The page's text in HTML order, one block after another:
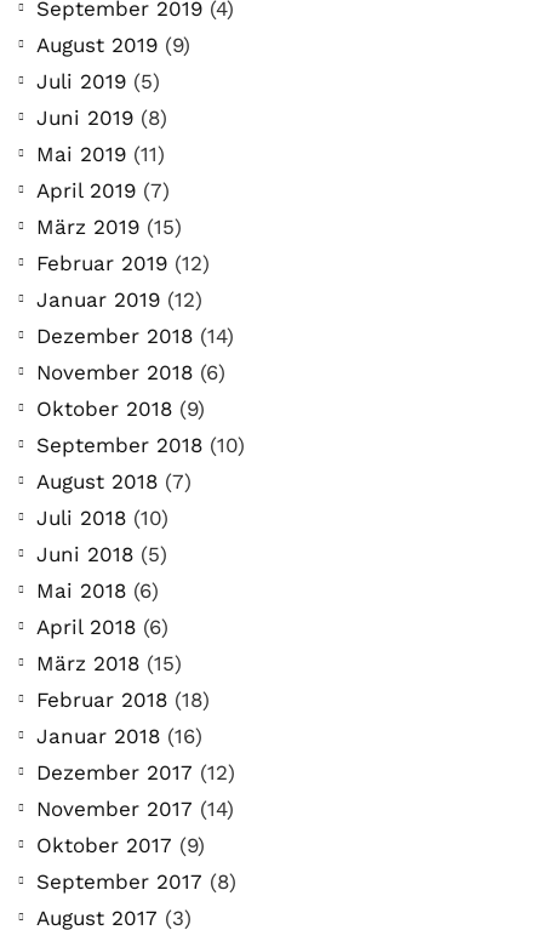
September 2019 (4)
August 2019 (9)
Juli 2019 (5)
Juni 2019 (8)
Mai 2019 (11)
April 2019 (7)
März 2019 (15)
Februar 2019 (12)
Januar 2019 (12)
Dezember 2018 (14)
November 2018 (6)
Oktober 2018 (9)
September 2018 (10)
August 2018 (7)
Juli 2018 (10)
Juni 2018 (5)
Mai 2018 (6)
April 2018 (6)
März 2018 (15)
Februar 2018 (18)
Januar 2018 (16)
Dezember 2017 (12)
November 2017 (14)
Oktober 2017 (9)
September 2017 (8)
August 2017 (3)